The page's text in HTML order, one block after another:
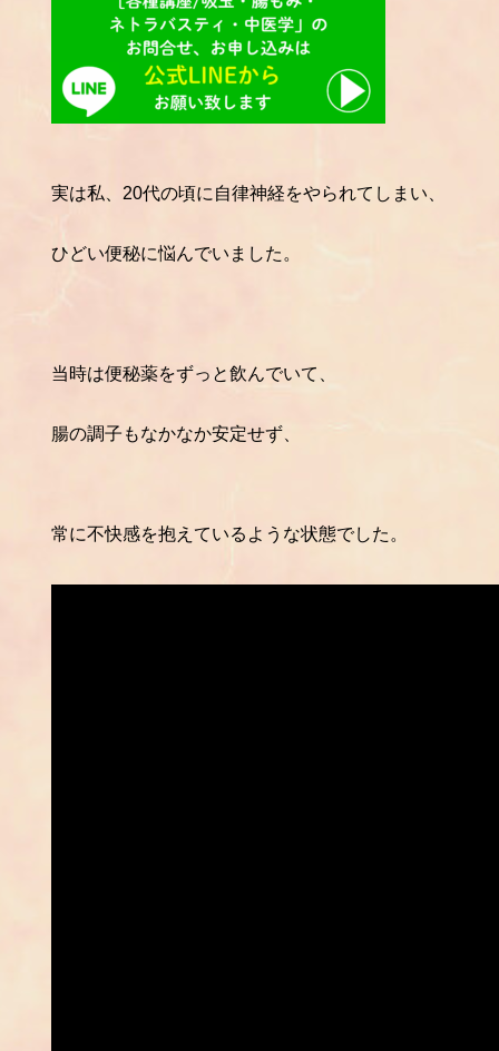
実は私、20代の頃に自律神経をやられてしまい、
ひどい便秘に悩んでいました。
当時は便秘薬をずっと飲んでいて、
腸の調子もなかなか安定せず、
常に不快感を抱えているような状態でした。